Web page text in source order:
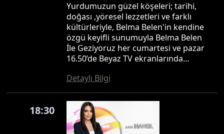
Yurdumuzun güzel köşeleri; tarihi,
doğası ,yöresel lezzetleri ve farklı
kültürleriyle, Belma Belen'in kendine
özgü keyifli sunumuyla Belma Belen
İle Geziyoruz her cumartesi ve pazar
16.50’de Beyaz TV ekranlarında…
Detaylı Bilgi
18:30